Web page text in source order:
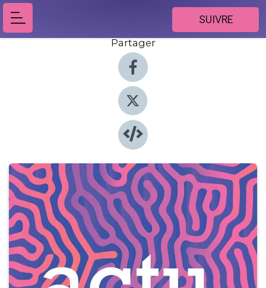
SUIVRE
Partager